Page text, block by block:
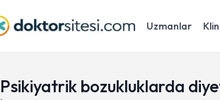
Uzmanlar
Psikiyatrik bozukluklarda